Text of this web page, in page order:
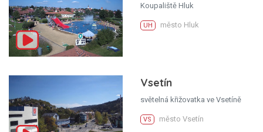
Koupaliště Hluk
UH město Hluk
Vsetín
světelná křižovatka ve Vsetíně
VS město Vsetín